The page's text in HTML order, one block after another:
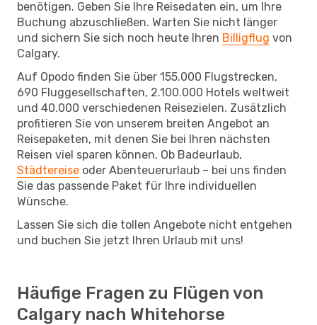
benötigen. Geben Sie Ihre Reisedaten ein, um Ihre
Buchung abzuschließen. Warten Sie nicht länger
und sichern Sie sich noch heute Ihren Billigflug von
Calgary.
Auf Opodo finden Sie über 155.000 Flugstrecken,
690 Fluggesellschaften, 2.100.000 Hotels weltweit
und 40.000 verschiedenen Reisezielen. Zusätzlich
profitieren Sie von unserem breiten Angebot an
Reisepaketen, mit denen Sie bei Ihren nächsten
Reisen viel sparen können. Ob Badeurlaub,
Städtereise oder Abenteuerurlaub – bei uns finden
Sie das passende Paket für Ihre individuellen
Wünsche.
Lassen Sie sich die tollen Angebote nicht entgehen
und buchen Sie jetzt Ihren Urlaub mit uns!
Häufige Fragen zu Flügen von
Calgary nach Whitehorse